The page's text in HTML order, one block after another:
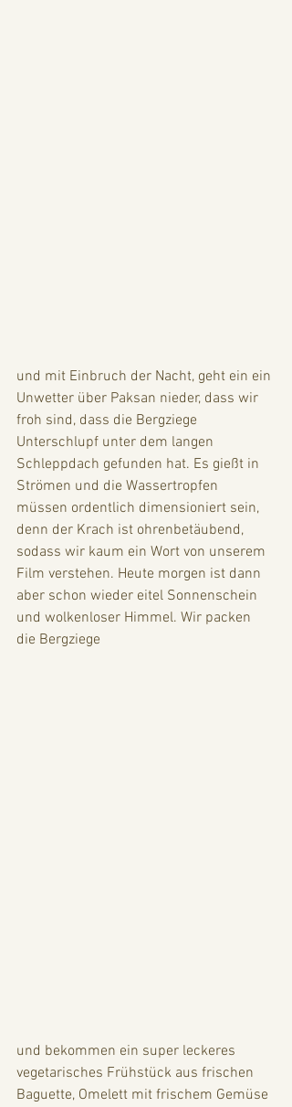
und mit Einbruch der Nacht, geht ein ein
Unwetter über Paksan nieder, dass wir
froh sind, dass die Bergziege
Unterschlupf unter dem langen
Schleppdach gefunden hat. Es gießt in
Strömen und die Wassertropfen
müssen ordentlich dimensioniert sein,
denn der Krach ist ohrenbetäubend,
sodass wir kaum ein Wort von unserem
Film verstehen. Heute morgen ist dann
aber schon wieder eitel Sonnenschein
und wolkenloser Himmel. Wir packen
die Bergziege
und bekommen ein super leckeres
vegetarisches Frühstück aus frischen
Baguette, Omelett mit frischem Gemüse